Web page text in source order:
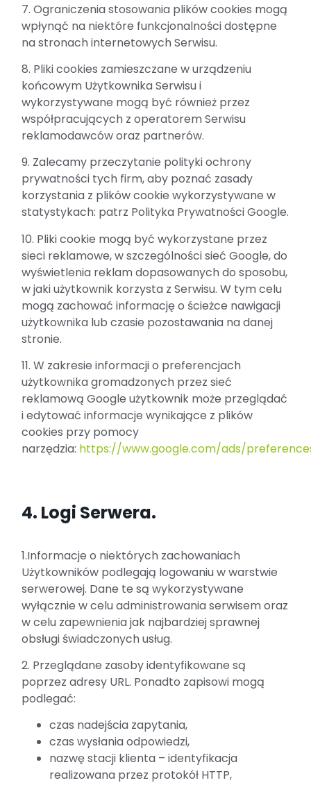
7. Ograniczenia stosowania plików cookies mogą
wpłynąć na niektóre funkcjonalności dostępne
na stronach internetowych Serwisu.
8. Pliki cookies zamieszczane w urządzeniu
końcowym Użytkownika Serwisu i
wykorzystywane mogą być również przez
współpracujących z operatorem Serwisu
reklamodawców oraz partnerów.
9. Zalecamy przeczytanie polityki ochrony
prywatności tych firm, aby poznać zasady
korzystania z plików cookie wykorzystywane w
statystykach: patrz Polityka Prywatności Google.
10. Pliki cookie mogą być wykorzystane przez
sieci reklamowe, w szczególności sieć Google, do
wyświetlenia reklam dopasowanych do sposobu,
w jaki użytkownik korzysta z Serwisu. W tym celu
mogą zachować informację o ścieżce nawigacji
użytkownika lub czasie pozostawania na danej
stronie.
11. W zakresie informacji o preferencjach
użytkownika gromadzonych przez sieć
reklamową Google użytkownik może przeglądać
i edytować informacje wynikające z plików
cookies przy pomocy
narzędzia: https://www.google.com/ads/
4. Logi Serwera.
1.Informacje o niektórych zachowaniach
Użytkowników podlegają logowaniu w warstwie
serwerowej. Dane te są wykorzystywane
wyłącznie w celu administrowania serwisem oraz
w celu zapewnienia jak najbardziej sprawnej
obsługi świadczonych usług.
2. Przeglądane zasoby identyfikowane są
poprzez adresy URL. Ponadto zapisowi mogą
podlegać:
czas nadejścia zapytania,
czas wysłania odpowiedzi,
nazwę stacji klienta – identyfikacja
realizowana przez protokół HTTP,